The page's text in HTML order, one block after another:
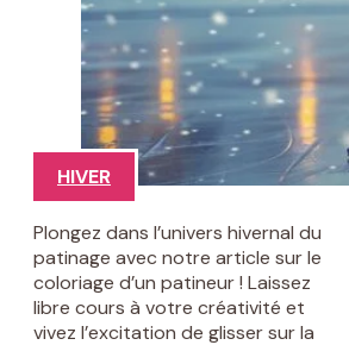
HIVER
Plongez dans l’univers hivernal du
patinage avec notre article sur le
coloriage d’un patineur ! Laissez
libre cours à votre créativité et
vivez l’excitation de glisser sur la